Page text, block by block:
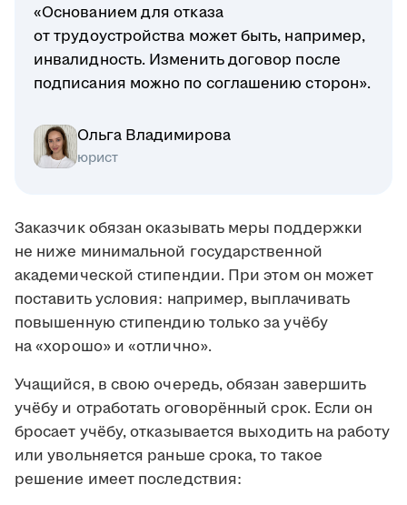
«Основанием для отказа
от трудоустройства может быть, например,
инвалидность. Изменить договор после
подписания можно по соглашению сторон».
Ольга Владимирова
юрист
Заказчик обязан оказывать меры поддержки
не ниже минимальной государственной
академической стипендии. При этом он может
поставить условия: например, выплачивать
повышенную стипендию только за учёбу
на «хорошо» и «отлично».
Учащийся, в свою очередь, обязан завершить
учёбу и отработать оговорённый срок. Если он
бросает учёбу, отказывается выходить на работу
или увольняется раньше срока, то такое
решение имеет последствия: